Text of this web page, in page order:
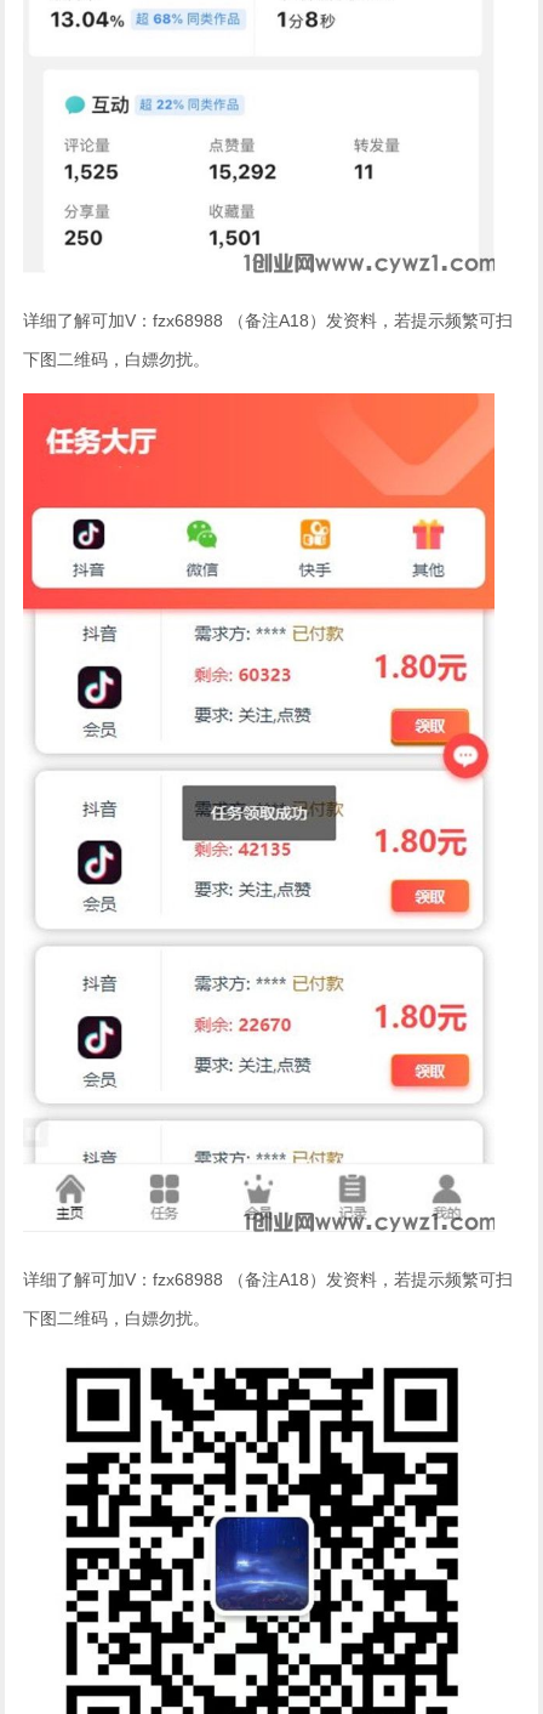
详细了解可加V：fzx68988 （备注A18）发资料，若提示频繁可扫
下图二维码，白嫖勿扰。
详细了解可加V：fzx68988 （备注A18）发资料，若提示频繁可扫
下图二维码，白嫖勿扰。